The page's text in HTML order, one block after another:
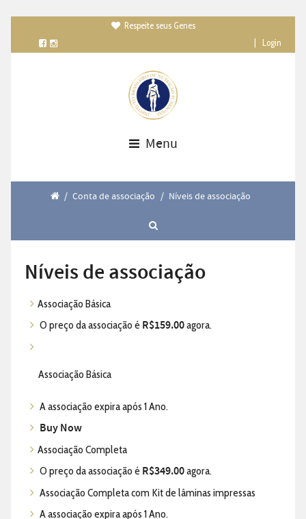
Respeite seus Genes
Login
Menu
/ Conta de associação / Níveis de associação
Níveis de associação
Associação Básica
O preço da associação é R$159.00agora.
Associação Básica
A associação expira após 1 Ano.
Buy Now
Associação Completa
O preço da associação é R$349.00agora.
Associação Completa com Kit de lâminas impressas
A associação expira após 1 Ano.